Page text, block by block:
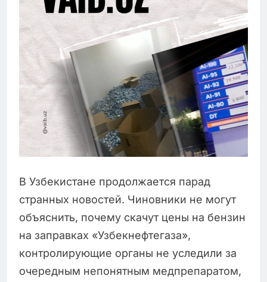
В Узбекистане продолжается парад
странных новостей. Чиновники не могут
объяснить, почему скачут цены на бензин
на заправках «Узбекнефтегаза»,
контролирующие органы не уследили за
очередным непонятным медпрепаратом,